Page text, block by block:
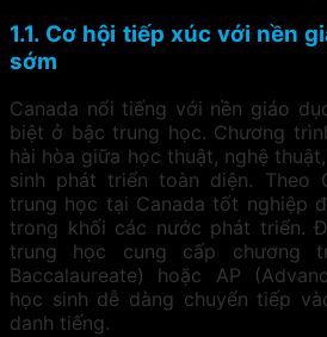
1.1. Cơ hội tiếp xúc với nền
sớm
Canada nổi tiếng với nền giáo
biệt ở bậc trung học. Chương
hài hòa giữa học thuật, nghệ
sinh phát triển toàn diện. Theo
trung học tại Canada tốt nghiệp
trong khối các nước phát triển.
trung học cung cấp chương
Baccalaureate) hoặc AP
học sinh dễ dàng chuyển tiếp
danh tiếng.